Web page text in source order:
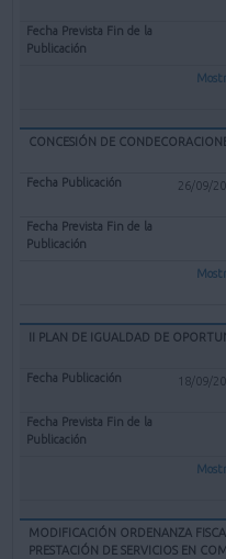
CONCESIÓN DE
26/09/
II PLAN DE IGUALDAD DE
18/09/
MODIFICACIÓN ORDENANZA
PRESTACIÓN DE SERVICIOS EN